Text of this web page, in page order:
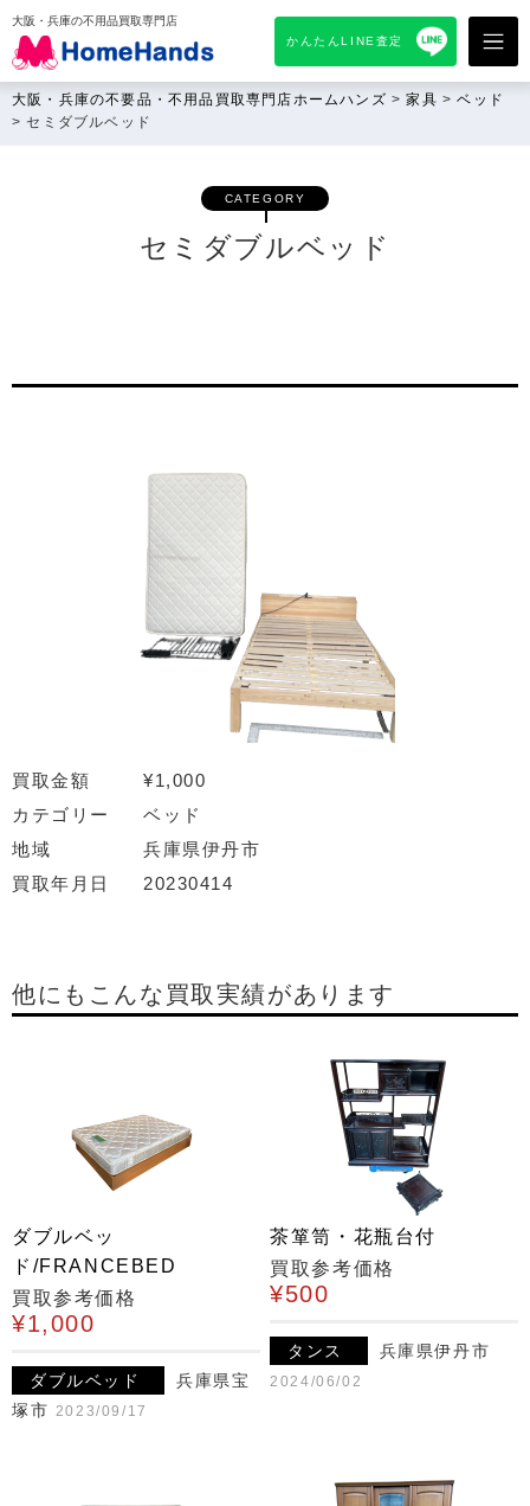
大阪・兵庫の不用品買取専門店
かんたんLINE査定
大阪・兵庫の不要品・不用品買取専門店ホームハンズ >家具 >ベッド
> セミダブルベッド
CATEGORY
セミダブルベッド
買取金額
¥1,000
カテゴリー
ベッド
地域
兵庫県伊丹市
買取年月日
20230414
他にもこんな買取実績があります
ダブルベッ
ド/FRANCEBED
買取参考価格
¥1,000
ダブルベッド
兵庫県宝
塚市 2023/09/17
茶箪笥・花瓶台付
買取参考価格
¥500
タンス 兵庫県伊丹市
2024/06/02